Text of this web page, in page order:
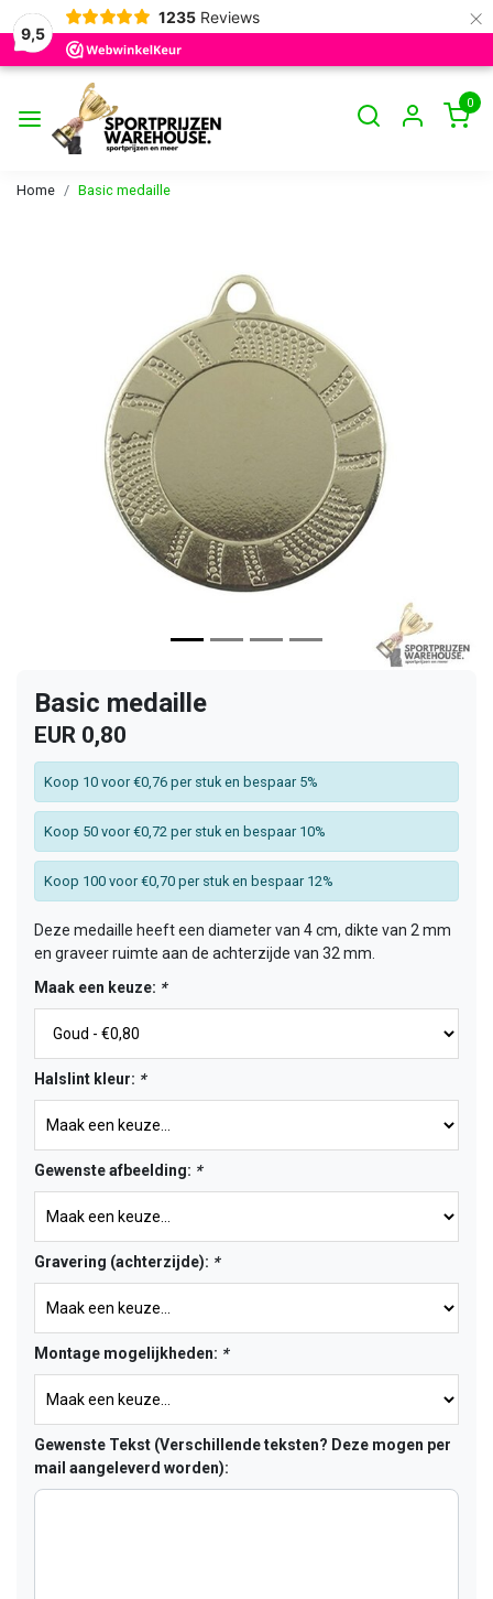
9,5
1235 Reviews ×
0
Home Basic medaille
Basic medaille
EUR 0,80
Koop 10 voor €0,76 per stuk en bespaar 5%
Koop 50 voor €0,72 per stuk en bespaar 10%
Koop 100 voor €0,70 per stuk en bespaar 12%
Deze medaille heeft een diameter van 4 cm, dikte van 2 mm
en graveer ruimte aan de achterzijde van 32 mm.
Maak een keuze: *
Halslint kleur: *
Gewenste afbeelding: *
Gravering (achterzijde): *
Montage mogelijkheden: *
Gewenste Tekst (Verschillende teksten? Deze mogen per
mail aangeleverd worden):